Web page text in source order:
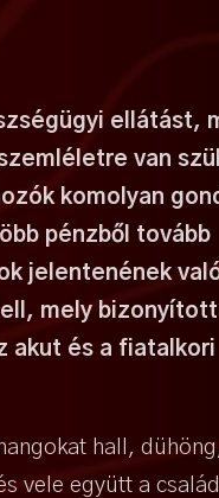
ellátást,
van
komolyan
pénzből tovább
jelentenének
mely
akut és a fiatalkori
hall,
vele együtt a